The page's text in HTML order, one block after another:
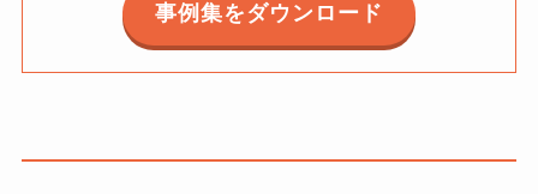
事例集をダウンロード